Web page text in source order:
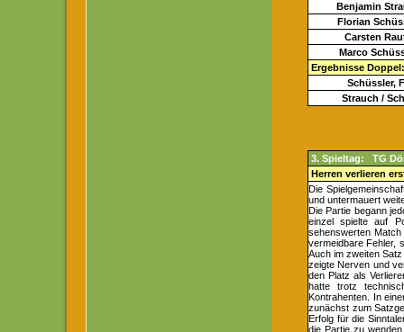
Benjamin
Florian
Carsten
Marco
Ergebnisse Doppel:
Schüssler,
Strauch /
3. Spieltag: TG
Herren verlieren
Die
und untermauert
Die Partie begann
einzel spielte auf
sehenswerten
vermeidbare Fehler,
Auch im zweiten
zeigte Nerven und
den Platz als
hatte trotz
Kontrahenten. In
zunächst zum
Erfolg für die
die Partie zu